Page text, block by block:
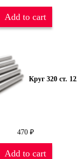
Add to cart
Круг 320 ст.
470 ₽
Add to cart